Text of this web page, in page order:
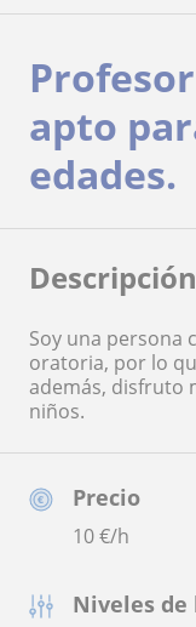
Precio
10€/h
Niveles de
apto
edades.
Soy una persona
oratoria, por lo
además, disfruto
niños.